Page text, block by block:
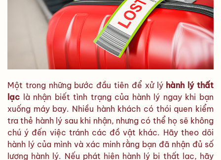
Một trong những bước đầu tiên để xử lý hành lý thất
lạc là nhận biết tình trạng của hành lý ngay khi bạn
xuống máy bay. Nhiều hành khách có thói quen kiểm
tra thẻ hành lý sau khi nhận, nhưng có thể họ sẽ không
chú ý đến việc tránh các đồ vật khác. Hãy theo dõi
hành lý của mình và xác minh rằng bạn đã nhận đủ số
lượng hành lý. Nếu phát hiện hành lý bị thất lạc, hãy